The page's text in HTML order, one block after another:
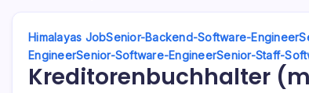
Himalayas JobSenior-Backend-Software-Engineer
EngineerSenior-Software-EngineerSenior-Staff-
Kreditorenbuchhalter